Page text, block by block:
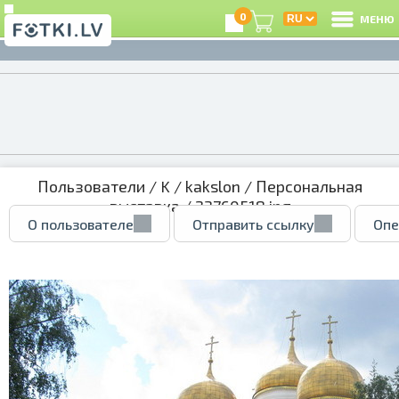
0 МЕНЮ
Пользователи / K / kakslon / Персональная
выставка/ 23760518.jpg
О пользователе Отправить ссылку